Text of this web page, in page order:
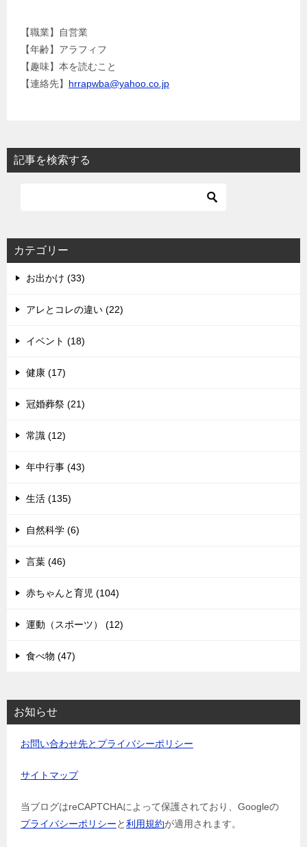
【職業】自営業
【年齢】アラフィフ
【趣味】本を読むこと
【連絡先】 hrrapwba@yahoo.co.jp
記事を検索する
カテゴリー
お出かけ (33)
アレとコレの違い (22)
イベント (18)
健康 (17)
冠婚葬祭 (21)
常識 (12)
年中行事 (43)
生活 (135)
自然科学 (6)
言葉 (46)
赤ちゃんと育児 (104)
運動（スポーツ） (12)
食べ物 (47)
お知らせ
お問い合わせ先とプライバシーポリシー
サイトマップ
当ブログはreCAPTCHAによって保護されており、Googleの
プライバシーポリシーと利用規約が適用されます。